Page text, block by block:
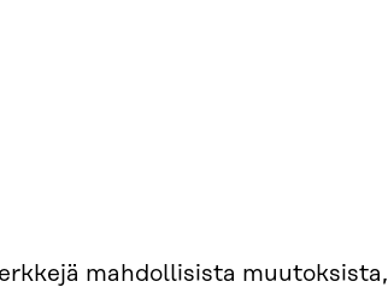
mahdollisista